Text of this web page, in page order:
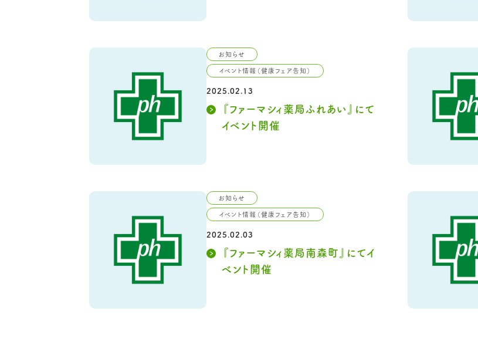
お知らせ
イベント情報（健康フェア告知）
2025.02.13
『ファーマシィ薬局ふれあい』にて
イベント開催
お知らせ
イベント情報（健康フェア告知）
2025.02.03
『ファーマシィ薬局南森町』にてイ
ベント開催